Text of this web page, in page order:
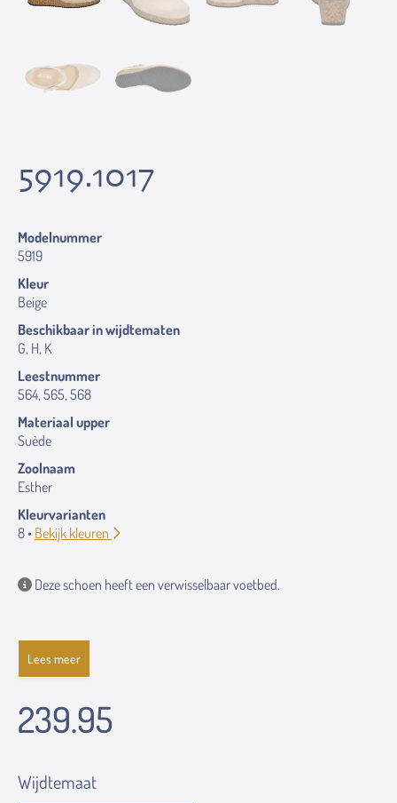
5919.1017
Modelnummer
5919
Kleur
Beige
Beschikbaar in wijdtematen
G, H, K
Leestnummer
564, 565, 568
Materiaal upper
Suède
Zoolnaam
Esther
Kleurvarianten
8 • Bekijk kleuren
Deze schoen heeft een verwisselbaar voetbed.
Lees meer
239.95
Wijdtemaat